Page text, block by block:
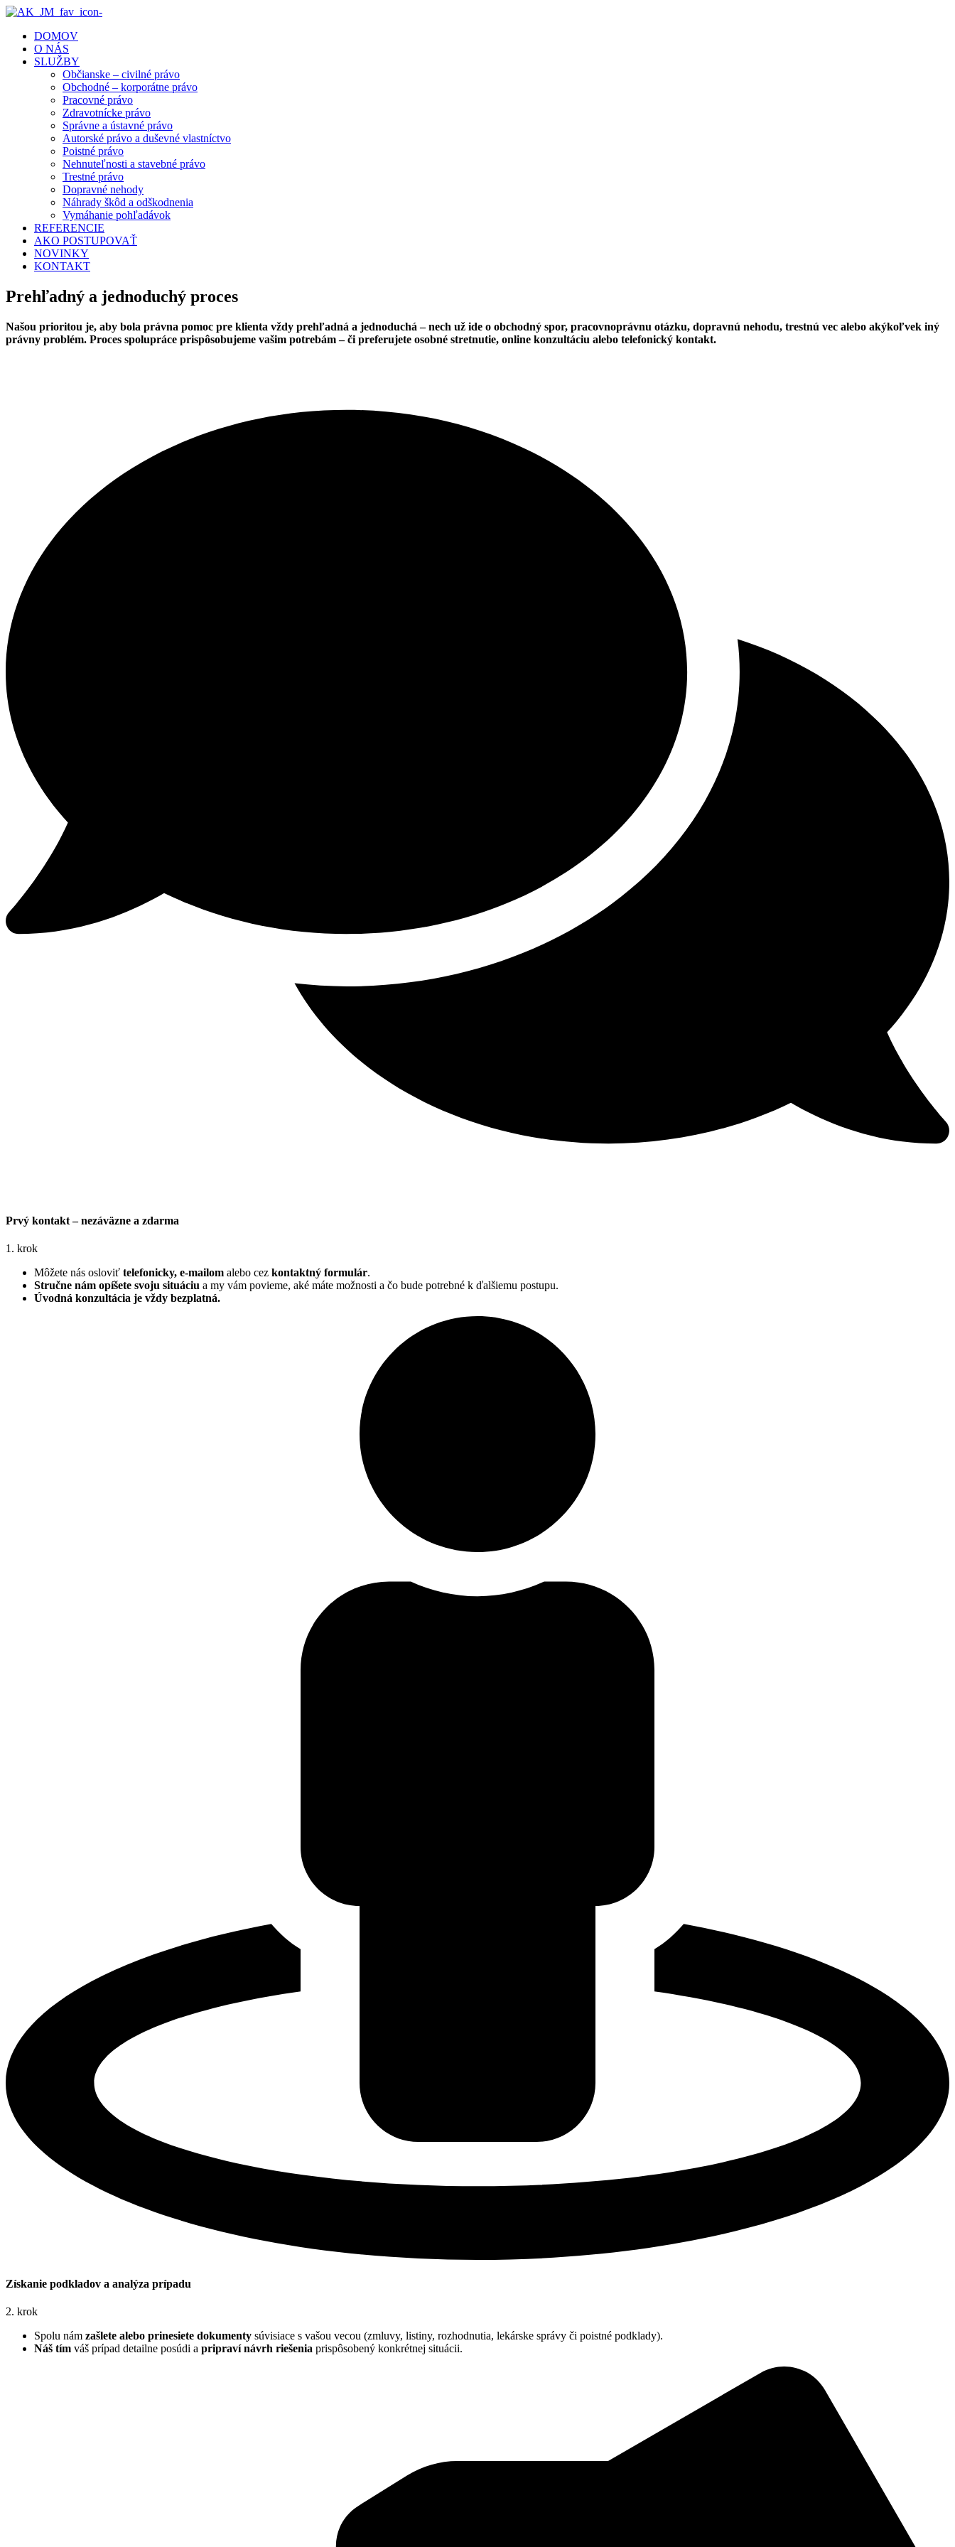
DOMOV
O NÁS
SLUŽBY
Občianske – civilné právo
Obchodné – korporátne právo
Pracovné právo
Zdravotnícke právo
Správne a ústavné právo
Autorské právo a duševné vlastníctvo
Poistné právo
Nehnuteľnosti a stavebné právo
Trestné právo
Dopravné nehody
Náhrady škôd a odškodnenia
Vymáhanie pohľadávok
REFERENCIE
AKO POSTUPOVAŤ
NOVINKY
KONTAKT
Prehľadný a jednoduchý proces
Našou prioritou je, aby bola právna pomoc pre klienta vždy prehľadná a jednoduchá – nech už ide o obchodný spor, pracovnoprávnu otázku, dopravnú nehodu, trestnú vec alebo akýkoľvek iný
právny problém. Proces spolupráce prispôsobujeme vašim potrebám – či preferujete osobné stretnutie, online konzultáciu alebo telefonický kontakt.
Prvý kontakt – nezáväzne a zdarma
1. krok
Môžete nás osloviť telefonicky, e-mailom alebo cez kontaktný formulár.
Stručne nám opíšete svoju situáciu a my vám povieme, aké máte možnosti a čo bude potrebné k ďalšiemu postupu.
Úvodná konzultácia je vždy bezplatná.
Získanie podkladov a analýza prípadu
2. krok
Spolu nám zašlete alebo prinesiete dokumenty súvisiace s vašou vecou (zmluvy, listiny, rozhodnutia, lekárske správy či poistné podklady).
Náš tím váš prípad detailne posúdi a pripraví návrh riešenia prispôsobený konkrétnej situácii.